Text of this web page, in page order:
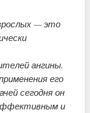
— это
ангины.
его
сегодня он
и